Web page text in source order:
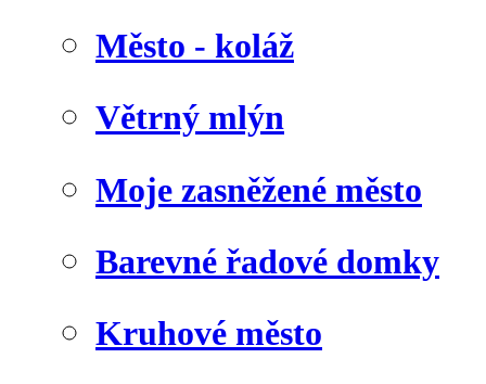
Město - koláž
Větrný mlýn
Moje zasněžené město
Barevné řadové domky
Kruhové město